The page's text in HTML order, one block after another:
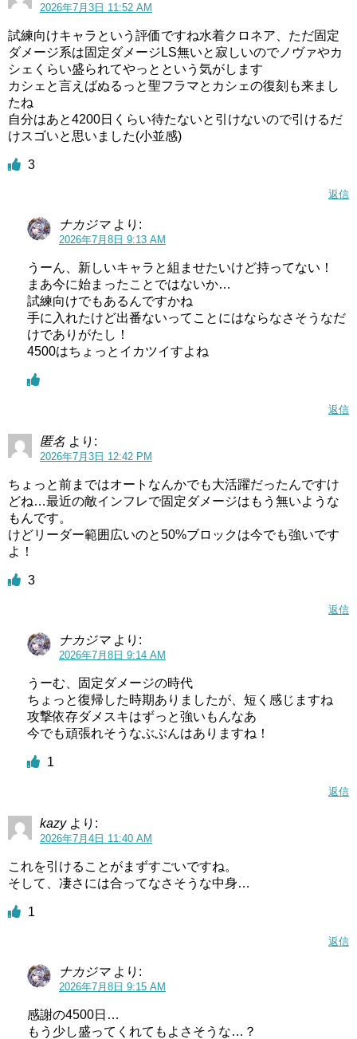
2026年7月3日 11:52 AM
試練向けキャラという評価ですね水着クロネア、ただ固定
ダメージ系は固定ダメージLS無いと寂しいのでノヴァやカ
シェくらい盛られてやっとという気がします
カシェと言えばぬるっと聖フラマとカシェの復刻も来まし
たね
自分はあと4200日くらい待たないと引けないので引けるだ
けスゴいと思いました(小並感)
3
返信
ナカジマ より:
2026年7月8日 9:13 AM
うーん、新しいキャラと組ませたいけど持ってない！
まあ今に始まったことではないか…
試練向けでもあるんですかね
手に入れたけど出番ないってことにはならなさそうなだ
けでありがたし！
4500はちょっとイカツイすよね
返信
匿名 より:
2026年7月3日 12:42 PM
ちょっと前まではオートなんかでも大活躍だったんですけ
どね…最近の敵インフレで固定ダメージはもう無いような
もんです。
けどリーダー範囲広いのと50%ブロックは今でも強いです
よ！
3
返信
ナカジマ より:
2026年7月8日 9:14 AM
うーむ、固定ダメージの時代
ちょっと復帰した時期ありましたが、短く感じますね
攻撃依存ダメスキはずっと強いもんなあ
今でも頑張れそうなぶぶんはありますね！
1
返信
kazy より:
2026年7月4日 11:40 AM
これを引けることがまずすごいですね。
そして、凄さには合ってなさそうな中身…
1
返信
ナカジマ より:
2026年7月8日 9:15 AM
感謝の4500日…
もう少し盛ってくれてもよさそうな…？